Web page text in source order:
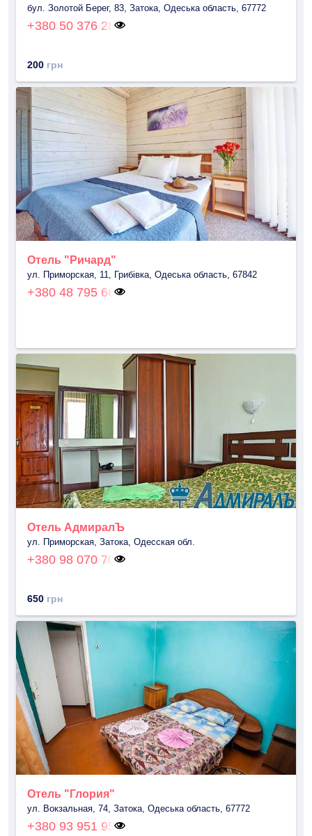
бул. Золотой Берег, 83, Затока, Одеська область, 67772
+380 50 376 28
200 грн
Отель "Ричард"
ул. Приморская, 11, Грибівка, Одеська область, 67842
+380 48 795 66
Отель АдмиралЪ
ул. Приморская, Затока, Одесская обл.
+380 98 070 70
650 грн
Отель "Глория"
ул. Вокзальная, 74, Затока, Одеська область, 67772
+380 93 951 95